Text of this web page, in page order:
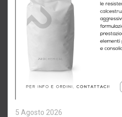
5 Agosto 2026